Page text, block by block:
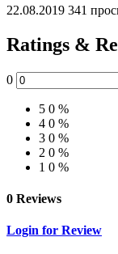
22.08.2019 341
Ratings &
0
5 0 %
4 0 %
3 0 %
2 0 %
1 0 %
0 Reviews
Login for Review